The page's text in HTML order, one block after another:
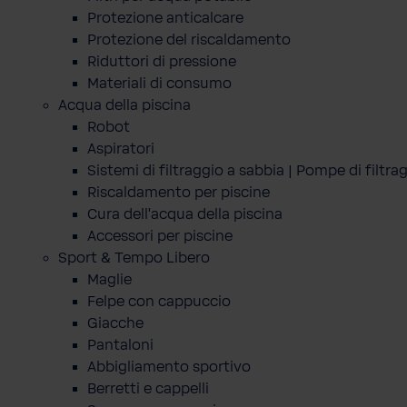
Protezione anticalcare
Protezione del riscaldamento
Riduttori di pressione
Materiali di consumo
Acqua della piscina
Robot
Aspiratori
Sistemi di filtraggio a sabbia | Pompe di
Riscaldamento per piscine
Cura dell'acqua della piscina
Accessori per piscine
Sport & Tempo Libero
Maglie
Felpe con cappuccio
Giacche
Pantaloni
Abbigliamento sportivo
Berretti e cappelli